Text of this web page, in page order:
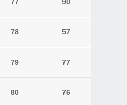
78 57
79 77
80 76